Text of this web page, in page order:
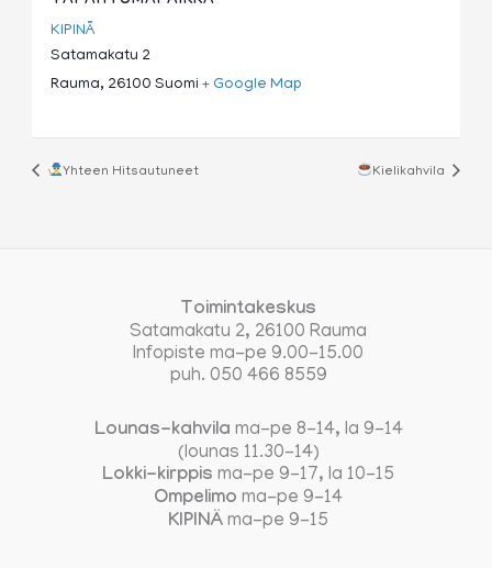
KIPINÄ
Satamakatu 2
Rauma, 26100 Suomi + Google Map
Yhteen Hitsautuneet Kielikahvila
Toimintakeskus
Satamakatu 2, 26100 Rauma
Infopiste ma-pe 9.00-15.00
puh. 050 466 8559
Lounas-kahvila ma-pe 8-14, la 9-14
(lounas 11.30-14)
Lokki-kirppis ma-pe 9-17, la 10-15
Ompelimo ma-pe 9-14
KIPINÄ ma-pe 9-15